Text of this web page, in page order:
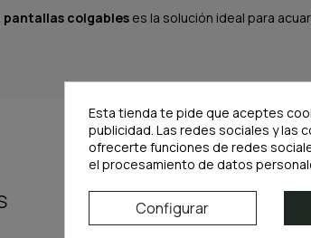
pantallas colgableses la solución ideal para
Esta tienda te pide que aceptes
publicidad. Las redes sociales y las
ofrecerte funciones de redes
el procesamiento de datos
Configurar